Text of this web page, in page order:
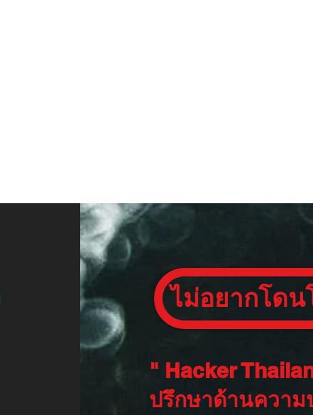
ไม่อยากโดน
" Hacker
ปรึกษาด้านความ